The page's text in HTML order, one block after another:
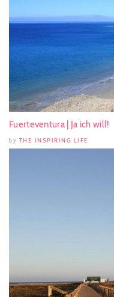
Fuerteventura | Ja ich will!
by THE INSPIRING LIFE